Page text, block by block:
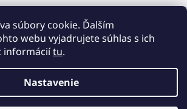
súbory cookie. Ďalším
webu vyjadrujete súhlas s ich
informáciítu.
Nastavenie
Vytvoril Shoptet